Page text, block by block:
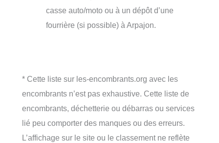
casse auto/moto ou à un dépôt d’une
fourrière (si possible) à Arpajon.
* Cette liste sur les-encombrants.org avec les
encombrants n’est pas exhaustive. Cette liste de
encombrants, déchetterie ou débarras ou services
lié peu comporter des manques ou des erreurs.
L’affichage sur le site ou le classement ne reflète